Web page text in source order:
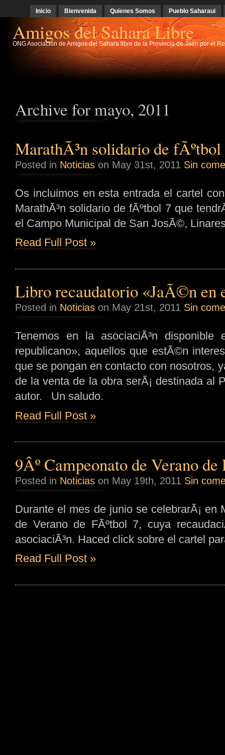
Inicio Bienvenida Quienes Somos Pueblo Saharaui
Amigos del Sahara Libre
ONG Asociación de Amigos del Sahara libre de la Provincia de Jaén por el
Archive for mayo, 2011
MarathÃ³n solidario de fÃºtbol
Posted in Noticias on May 31st, 2011 Sin
Os incluimos en esta entrada el cartel
MarathÃ³n solidario de fÃºtbol 7 que
el Campo Municipal de San JosÃ©,
Read Full Post »
Libro recaudatorio «JaÃ©n en
Posted in Noticias on May 21st, 2011 Sin
Tenemos en la asociaciÃ³n
republicano», aquellos que estÃ©n
que se pongan en contacto con nosotros,
de la venta de la obra serÃ¡ destinada al
autor. Un saludo.
Read Full Post »
9Âº Campeonato de Verano de
Posted in Noticias on May 19th, 2011 Sin
Durante el mes de junio se celebrarÃ¡ en
de Verano de FÃºtbol 7, cuya
asociaciÃ³n. Haced click sobre el cartel
Read Full Post »